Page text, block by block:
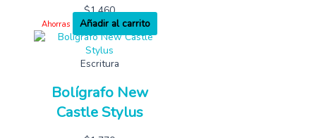
$1,460
Ahorras Añadir al carrito
Escritura
Bolígrafo New
Castle Stylus